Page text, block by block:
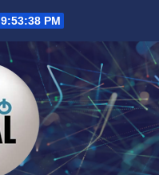
9:53:39 PM